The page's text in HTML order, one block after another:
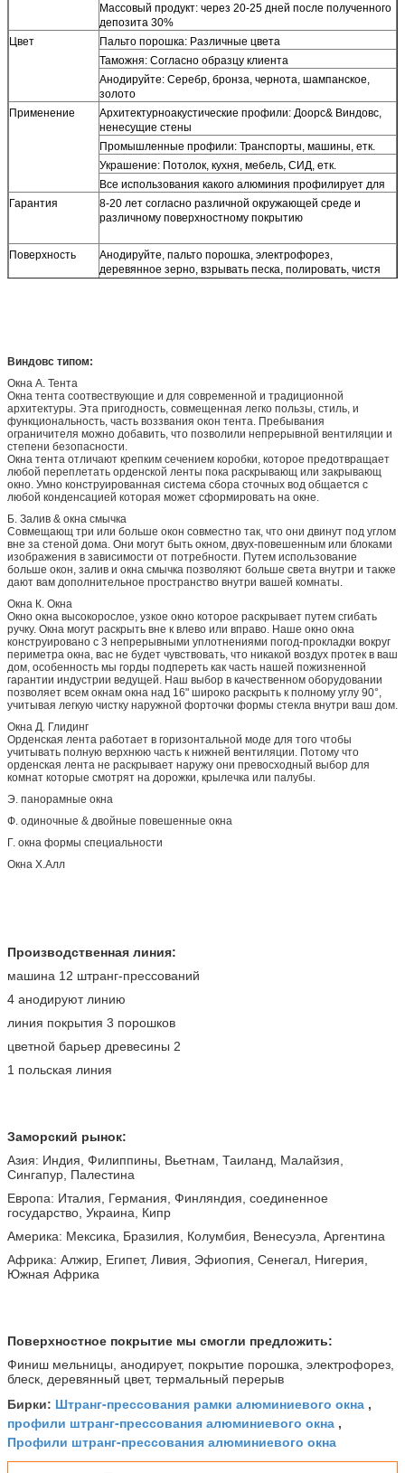
Массовый продукт: через 20-25 дней после полученного
депозита 30%
Цвет
Пальто порошка: Различные цвета
Таможня: Согласно образцу клиента
Анодируйте: Серебр, бронза, чернота, шампанское,
золото
Применение
Архитектурноакустические профили: Доорс& Виндовс,
ненесущие стены
Промышленные профили: Транспорты, машины, етк.
Украшение: Потолок, кухня, мебель, СИД, етк.
Все использования какого алюминия профилирует для
Гарантия
8-20 лет согласно различной окружающей среде и
различному поверхностному покрытию
Поверхность
Анодируйте, пальто порошка, электрофорез,
деревянное зерно, взрывать песка, полировать, чистя
Сертификат
ДЖИС, АС, НЗС, КУАЛИКОАТ
Виндовс типом:
Окна А. Тента
Окна тента соотвествующие и для современной и традиционной
архитектуры. Эта пригодность, совмещенная легко пользы, стиль, и
функциональность, часть воззвания окон тента. Пребывания
ограничителя можно добавить, что позволили непрерывной вентиляции и
степени безопасности.
Окна тента отличают крепким сечением коробки, которое предотвращает
любой переплетать орденской ленты пока раскрывающ или закрывающ
окно. Умно конструированная система сбора сточных вод общается с
любой конденсацией которая может сформировать на окне.
Б. Залив & окна смычка
Совмещающ три или больше окон совместно так, что они двинут под углом
вне за стеной дома. Они могут быть окном, двух-повешенным или блоками
изображения в зависимости от потребности. Путем использование
больше окон, залив и окна смычка позволяют больше света внутри и также
дают вам дополнительное пространство внутри вашей комнаты.
Окна К. Окна
Окно окна высокорослое, узкое окно которое раскрывает путем сгибать
ручку. Окна могут раскрыть вне к влево или вправо. Наше окно окна
конструировано с 3 непрерывными уплотнениями погод-прокладки вокруг
периметра окна, вас не будет чувствовать, что никакой воздух протек в ваш
дом, особенность мы горды подпереть как часть нашей пожизненной
гарантии индустрии ведущей. Наш выбор в качественном оборудовании
позволяет всем окнам окна над 16" широко раскрыть к полному углу 90°,
учитывая легкую чистку наружной форточки формы стекла внутри ваш дом.
Окна Д. Глидинг
Орденская лента работает в горизонтальной моде для того чтобы
учитывать полную верхнюю часть к нижней вентиляции. Потому что
орденская лента не раскрывает наружу они превосходный выбор для
комнат которые смотрят на дорожки, крылечка или палубы.
Э. панорамные окна
Ф. одиночные & двойные повешенные окна
Г. окна формы специальности
Окна Х.Алл
Производственная линия:
машина 12 штранг-прессований
4 анодируют линию
линия покрытия 3 порошков
цветной барьер древесины 2
1 польская линия
Заморский рынок:
Азия: Индия, Филиппины, Вьетнам, Таиланд, Малайзия,
Сингапур, Палестина
Европа: Италия, Германия, Финляндия, соединенное
государство, Украина, Кипр
Америка: Мексика, Бразилия, Колумбия, Венесуэла, Аргентина
Африка: Алжир, Египет, Ливия, Эфиопия, Сенегал, Нигерия,
Южная Африка
Поверхностное покрытие мы смогли предложить:
Финиш мельницы, анодирует, покрытие порошка, электрофорез,
блеск, деревянный цвет, термальный перерыв
Бирки: Штранг-прессования рамки алюминиевого окна ,
профили штранг-прессования алюминиевого окна ,
Профили штранг-прессования алюминиевого окна